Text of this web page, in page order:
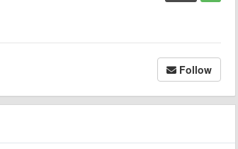
Follow